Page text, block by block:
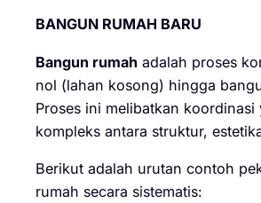
BANGUN RUMAH BARU
Bangun rumah adalah proses
nol (lahan kosong) hingga
Proses ini melibatkan koordinasi
kompleks antara struktur,
Berikut adalah urutan contoh
rumah secara sistematis: